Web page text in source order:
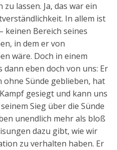
lassen. Ja, das war ein
In allem ist
keinen Bereich seines
in dem er von
wäre. Doch in einem
eben doch von uns: Er
ohne Sünde geblieben, hat
gesiegt und kann uns
Sieg über die Sünde
unendlich mehr als bloß
dazu gibt, wie wir
zu verhalten haben. Er